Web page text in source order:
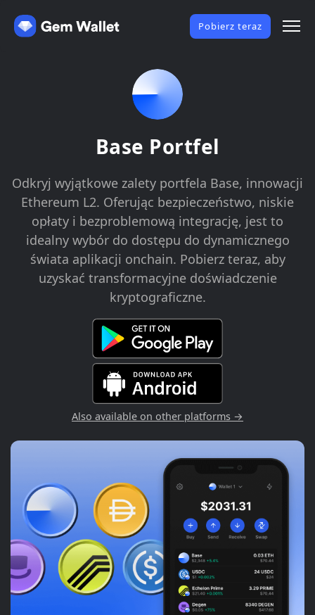
Pobierz teraz
Base Portfel
Odkryj wyjątkowe zalety portfela Base, innowacji
Ethereum L2. Oferując bezpieczeństwo, niskie
opłaty i bezproblemową integrację, jest to
idealny wybór do dostępu do dynamicznego
świata aplikacji onchain. Pobierz teraz, aby
uzyskać transformacyjne doświadczenie
kryptograficzne.
Also available on other platforms →